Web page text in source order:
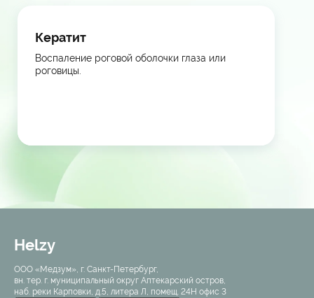
Кератит
Воспаление роговой оболочки глаза или
роговицы.
Helzy
ООО «Медзум», г. Санкт-Петербург,
вн. тер. г. муниципальный округ Аптекарский остров,
наб. реки Карповки, д.5, литера Л, помещ. 24Н офис 3